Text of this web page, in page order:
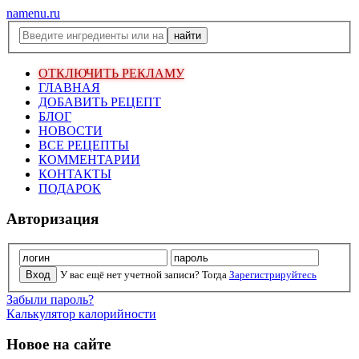
namenu.ru
ОТКЛЮЧИТЬ РЕКЛАМУ
ГЛАВНАЯ
ДОБАВИТЬ РЕЦЕПТ
БЛОГ
НОВОСТИ
ВСЕ РЕЦЕПТЫ
КОММЕНТАРИИ
КОНТАКТЫ
ПОДАРОК
Авторизация
У вас ещё нет учетной записи? Тогда Зарегистрируйтесь
Забыли пароль?
Калькулятор калорийности
Новое на сайте